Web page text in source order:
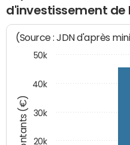
d'investissement de
Montants (€)
(Source : JDN d'après
20k
30k
40k
50k